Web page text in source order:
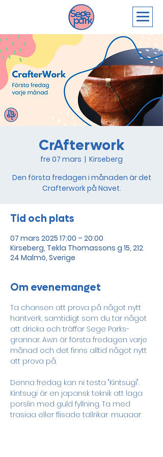
CrAfterwork
fre 07 mars
  |
Kirseberg
Den första fredagen i månaden är det
Crafterwork på Navet.
Tid och plats
07 mars 2025 17:00 – 20:00
Kirseberg, Tekla Thomassons g 15, 212
24 Malmö, Sverige
Om evenemanget
Ta chansen att prova på något nytt
hantverk, samtidigt som du tar något
att dricka och träffar Sege Parks-
grannar. Aw:n är första fredagen varje
månad och det finns alltid något nytt
att prova på.
Denna fredag kan ni testa "Kintsugi".
Kintsugi är en japansk teknik att laga
porslin med guld fyllning. Ta med
trasiga eller flisade tallrikar, muggar